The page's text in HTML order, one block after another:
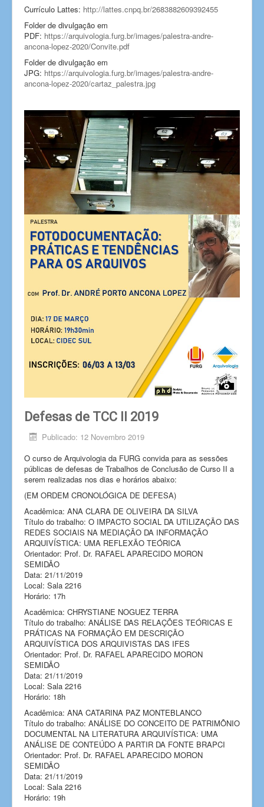
Currículo Lattes: http://lattes.cnpq.br/2683882609392455
Folder de divulgação em
PDF: https://arquivologia.furg.br/images/palestra-andre-
ancona-lopez-2020/Convite.pdf
Folder de divulgação em
JPG: https://arquivologia.furg.br/images/palestra-andre-
ancona-lopez-2020/cartaz_palestra.jpg
Defesas de TCC II 2019
Publicado: 12 Novembro 2019
O curso de Arquivologia da FURG convida para as sessões
públicas de defesas de Trabalhos de Conclusão de Curso II a
serem realizadas nos dias e horários abaixo:
(EM ORDEM CRONOLÓGICA DE DEFESA)
Acadêmica: ANA CLARA DE OLIVEIRA DA SILVA
Título do trabalho: O IMPACTO SOCIAL DA UTILIZAÇÃO DAS
REDES SOCIAIS NA MEDIAÇÃO DA INFORMAÇÃO
ARQUIVÍSTICA: UMA REFLEXÃO TEÓRICA
Orientador: Prof. Dr. RAFAEL APARECIDO MORON
SEMIDÃO
Data: 21/11/2019
Local: Sala 2216
Horário: 17h
Acadêmica: CHRYSTIANE NOGUEZ TERRA
Título do trabalho: ANÁLISE DAS RELAÇÕES TEÓRICAS E
PRÁTICAS NA FORMAÇÃO EM DESCRIÇÃO
ARQUIVÍSTICA DOS ARQUIVISTAS DAS IFES
Orientador: Prof. Dr. RAFAEL APARECIDO MORON
SEMIDÃO
Data: 21/11/2019
Local: Sala 2216
Horário: 18h
Acadêmica: ANA CATARINA PAZ MONTEBLANCO
Título do trabalho: ANÁLISE DO CONCEITO DE PATRIMÔNIO
DOCUMENTAL NA LITERATURA ARQUIVÍSTICA: UMA
ANÁLISE DE CONTEÚDO A PARTIR DA FONTE BRAPCI
Orientador: Prof. Dr. RAFAEL APARECIDO MORON
SEMIDÃO
Data: 21/11/2019
Local: Sala 2216
Horário: 19h